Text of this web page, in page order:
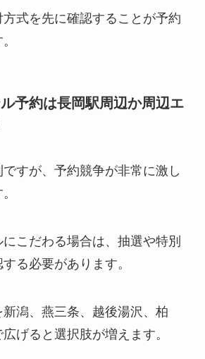
式を先に確認することが予約
予約は長岡駅周辺か周辺エ
すが、予約競争が非常に激し
こだわる場合は、抽選や特別
る必要があります。
潟、燕三条、越後湯沢、柏
げると選択肢が増えます。